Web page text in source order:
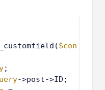
$con
;
->post->ID;